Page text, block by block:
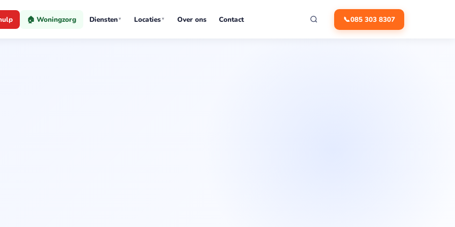
🏠 Woningzorg Diensten▼ Locaties▼ Over ons Contact 📞085 303 8307